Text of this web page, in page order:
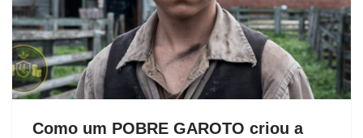
Como um POBRE GAROTO criou a